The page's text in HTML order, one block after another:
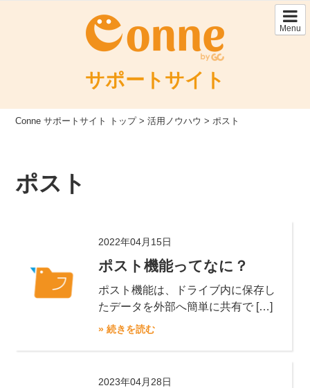
Menu
サポートサイト
Conne サポートサイト トップ >活用ノウハウ >ポスト
ポスト
2022年04月15日
ポスト機能ってなに？
ポスト機能は、ドライブ内に保存し
たデータを外部へ簡単に共有で […]
» 続きを読む
2023年04月28日